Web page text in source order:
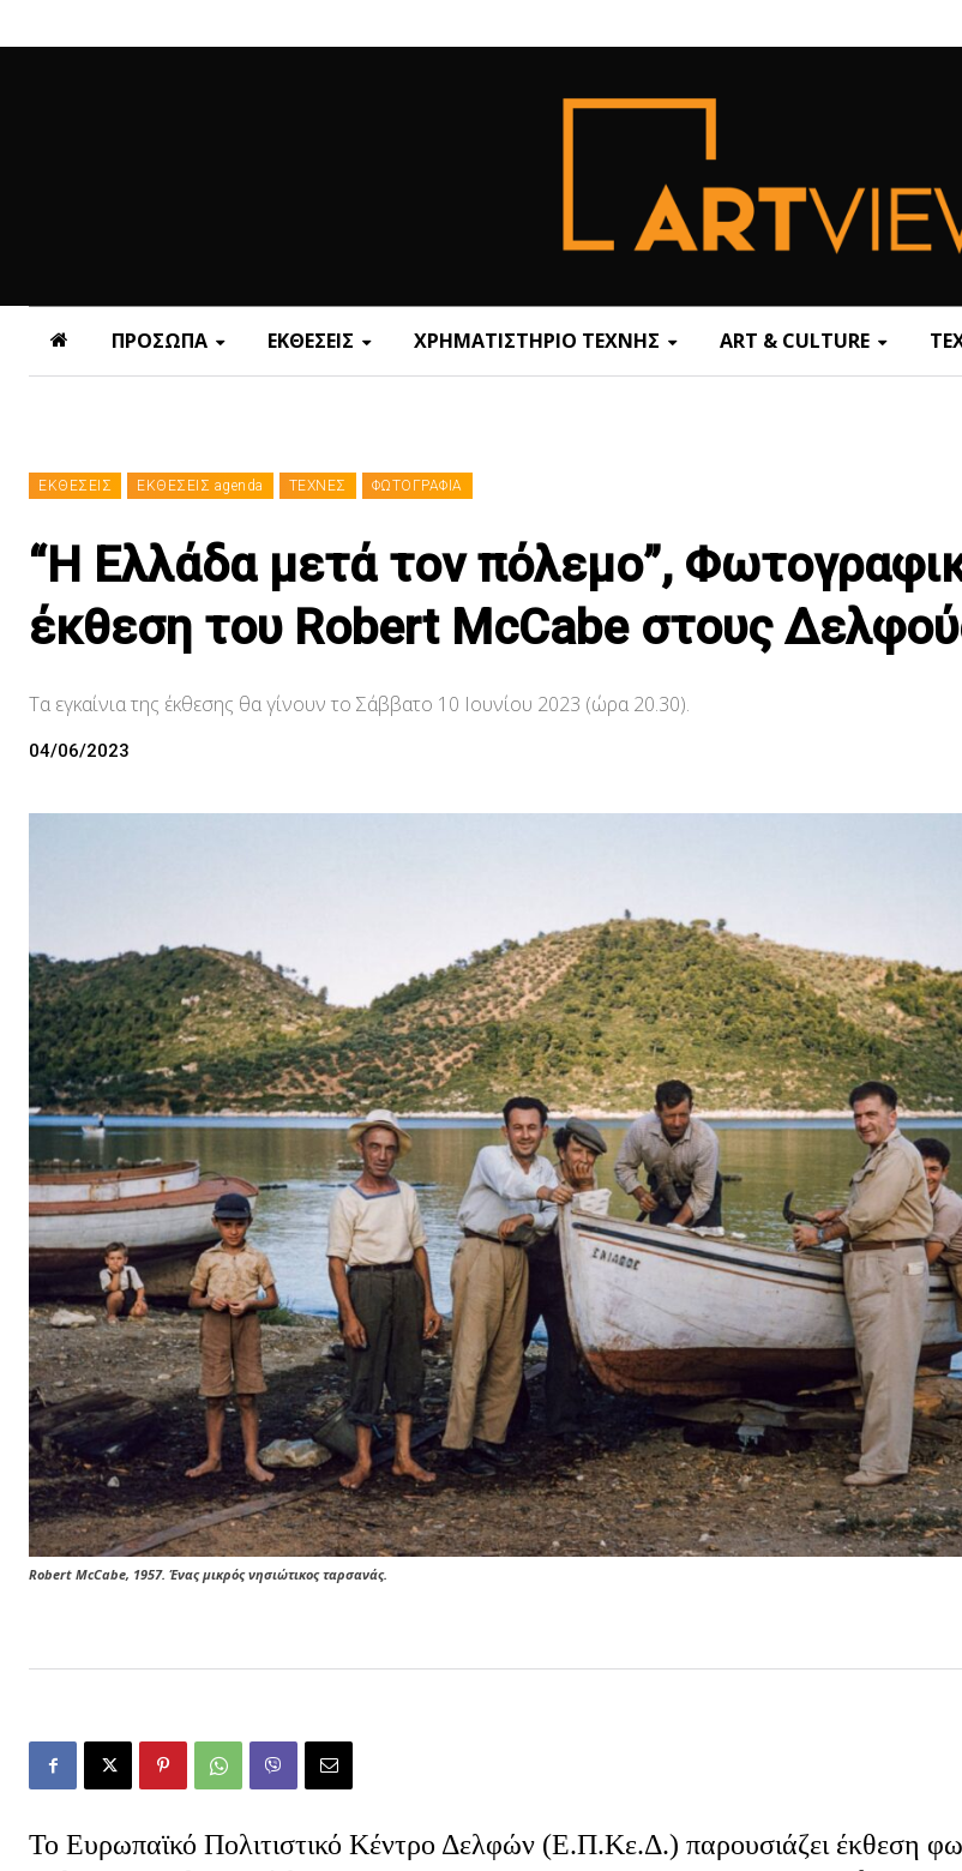
ΠΡΟΣΩΠΑ ΕΚΘΕΣΕΙΣ ΧΡΗΜΑΤΙΣΤΗΡΙΟ ΤΕΧΝΗΣ ART & CULTURE
ΕΚΘΕΣΕΙΣ ΕΚΘΕΣΕΙΣ agenda ΤΕΧΝΕΣ ΦΩΤΟΓΡΑΦΙΑ
“Η Ελλάδα μετά τον πόλεμο”,
έκθεση του Robert McCabe στους
Τα εγκαίνια της έκθεσης θα γίνουν το Σάββατο 10 Ιουνίου 2023 (ώρα 20.30).
04/06/2023
Robert McCabe, 1957. Ένας μικρός νησιώτικος ταρσανάς.
Το Ευρωπαϊκό Πολιτιστικό Κέντρο Δελφών (Ε.Π.Κε.Δ.) παρουσιάζει έκθεση